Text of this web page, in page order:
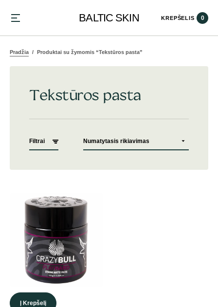
BALTIC SKIN KREPŠELIS 0
Pradžia Produktai su žymomis “Tekstūros pasta”
Tekstūros pasta
Filtrai
Į Krepšelį